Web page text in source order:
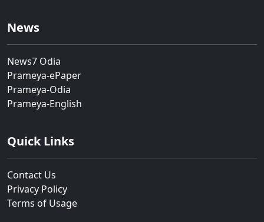
News
News7 Odia
Prameya-ePaper
Prameya-Odia
Prameya-English
Quick Links
Contact Us
Privacy Policy
Terms of Usage